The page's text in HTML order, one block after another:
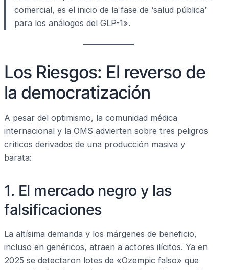
comercial, es el inicio de la fase de ‘salud pública’
para los análogos del GLP-1».
Los Riesgos: El reverso de
la democratización
A pesar del optimismo, la comunidad médica
internacional y la OMS advierten sobre tres peligros
críticos derivados de una producción masiva y
barata:
1. El mercado negro y las
falsificaciones
La altísima demanda y los márgenes de beneficio,
incluso en genéricos, atraen a actores ilícitos. Ya en
2025 se detectaron lotes de «Ozempic falso» que